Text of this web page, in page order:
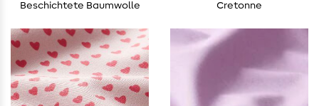
Beschichtete Baumwolle Cretonne